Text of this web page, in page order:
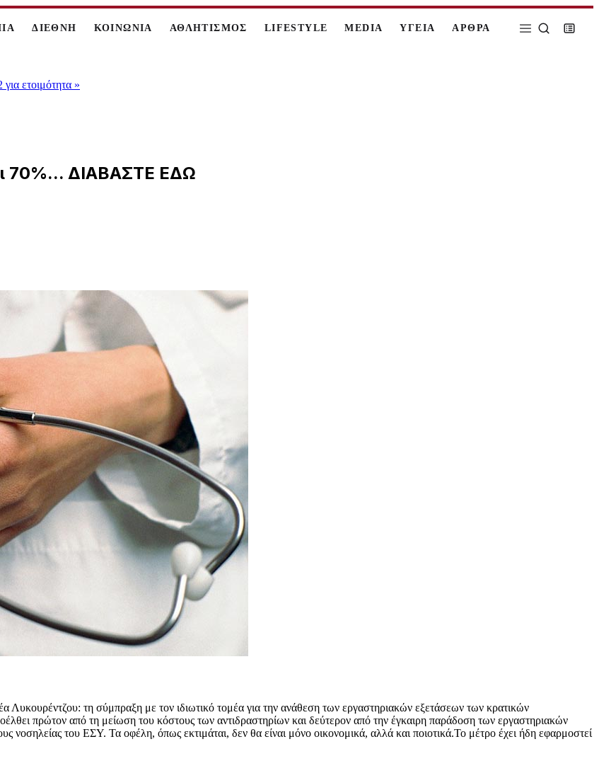
ΔΙΕΘΝΗ ΚΟΙΝΩΝΙΑ ΑΘΛΗΤΙΣΜΟΣ LIFESTYLE MEDIA ΥΓΕΙΑ ΑΡΘΡΑ
ετοιμότητα »
70%... ΔΙΑΒΑΣΤΕ ΕΔΩ
Λυκουρέντζου: τη σύμπραξη με τον ιδιωτικό τομέα για την ανάθεση των εργαστηριακών εξετάσεων των κρατικών
πρώτον από τη μείωση του κόστους των αντιδραστηρίων και δεύτερον από την έγκαιρη παράδοση των εργαστηριακών
του ΕΣΥ. Τα οφέλη, όπως εκτιμάται, δεν θα είναι μόνο οικονομικά, αλλά και ποιοτικά.Το μέτρο έχει ήδη εφαρμοστεί